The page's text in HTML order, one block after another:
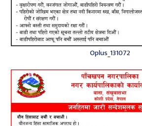
Oplus_131072